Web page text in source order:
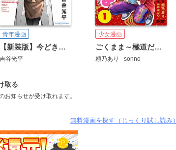
青年漫画
【新装版】今どきの若いモンは
吉谷光平
少女漫画
ごくまま～極道だったオレがママになった話～
頼乃あり sonno
取る
お知らせが受け取れます。
無料漫画を探す（じっくり試し読み）